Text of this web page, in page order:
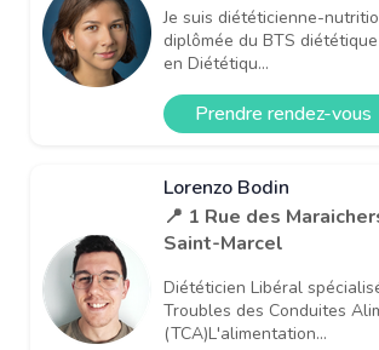
Je suis diététicienne-
diplômée du BTS
en Diététiqu...
Prendre rendez-vous
Lorenzo Bodin
📍 1 Rue des
Saint-Marcel
Diététicien Libéral
Troubles des Conduites
(TCA)L'alimentation...